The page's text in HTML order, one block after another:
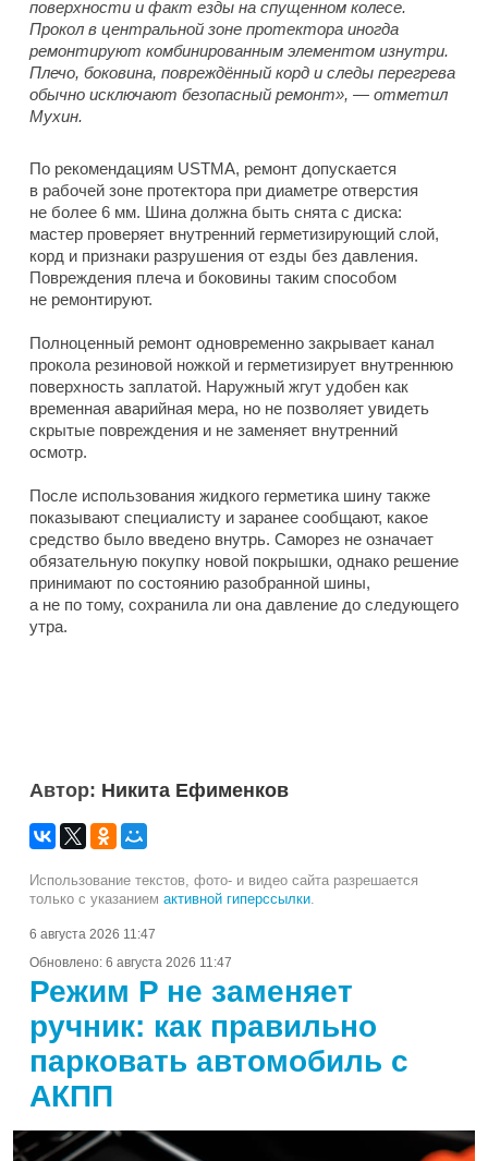
поверхности и факт езды на спущенном колесе.
Прокол в центральной зоне протектора иногда
ремонтируют комбинированным элементом изнутри.
Плечо, боковина, повреждённый корд и следы перегрева
обычно исключают безопасный ремонт», — отметил
Мухин.
По рекомендациям USTMA, ремонт допускается
в рабочей зоне протектора при диаметре отверстия
не более 6 мм. Шина должна быть снята с диска:
мастер проверяет внутренний герметизирующий слой,
корд и признаки разрушения от езды без давления.
Повреждения плеча и боковины таким способом
не ремонтируют.
Полноценный ремонт одновременно закрывает канал
прокола резиновой ножкой и герметизирует внутреннюю
поверхность заплатой. Наружный жгут удобен как
временная аварийная мера, но не позволяет увидеть
скрытые повреждения и не заменяет внутренний
осмотр.
После использования жидкого герметика шину также
показывают специалисту и заранее сообщают, какое
средство было введено внутрь. Саморез не означает
обязательную покупку новой покрышки, однако решение
принимают по состоянию разобранной шины,
а не по тому, сохранила ли она давление до следующего
утра.
Автор: Никита Ефименков
Использование текстов, фото- и видео сайта разрешается
только с указанием активной гиперссылки.
6 августа 2026 11:47
Обновлено: 6 августа 2026 11:47
Режим P не заменяет
ручник: как правильно
парковать автомобиль с
АКПП